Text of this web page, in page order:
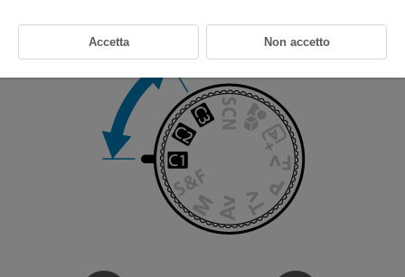
Modalità scatto pers.: C1], [Modalità scatto pers.: C2] e [Modalità
scatto pers.: C3].
Accetta Non accetto